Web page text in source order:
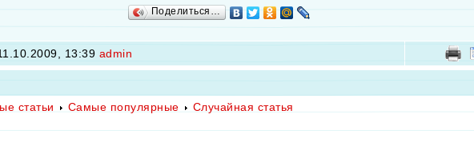
Поделиться…
13:39 admin
статьи Самые популярные Случайная статья